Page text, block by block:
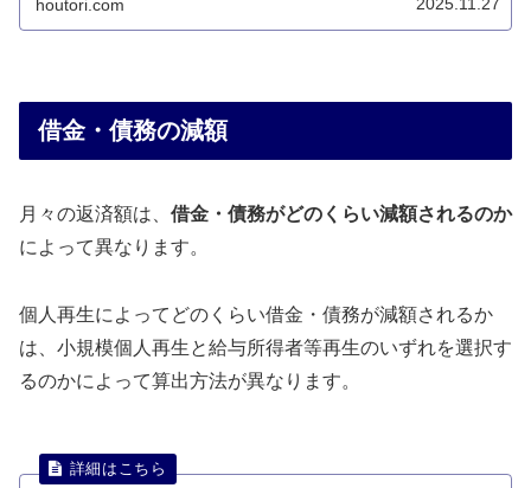
houtori.com
借金・債務の減額
月々の返済額は、 借金・債務がどのくらい減額されるのか
によって異なります。
個人再生によってどのくらい借金・債務が減額されるか
は、小規模個人再生と給与所得者等再生のいずれを選択す
るのかによって算出方法が異なります。